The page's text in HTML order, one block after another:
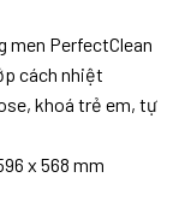
men PerfectClean
cách nhiệt
khoá trẻ em, tự
x 568 mm